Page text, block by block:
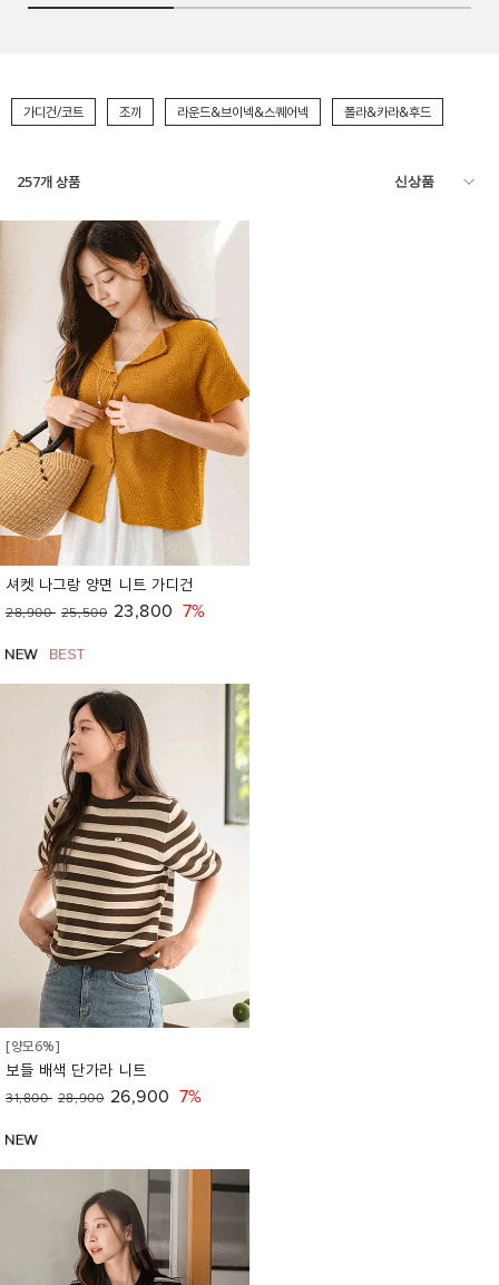
가디건/코트 조끼 라운드&브이넥&스퀘어넥 폴라&카라&후드
257개 상품
셔켓 나그랑 양면 니트 가디건
28,900 25,500 23,800 7%
[양모6%]
보들 배색 단가라 니트
31,800 28,900 26,900 7%